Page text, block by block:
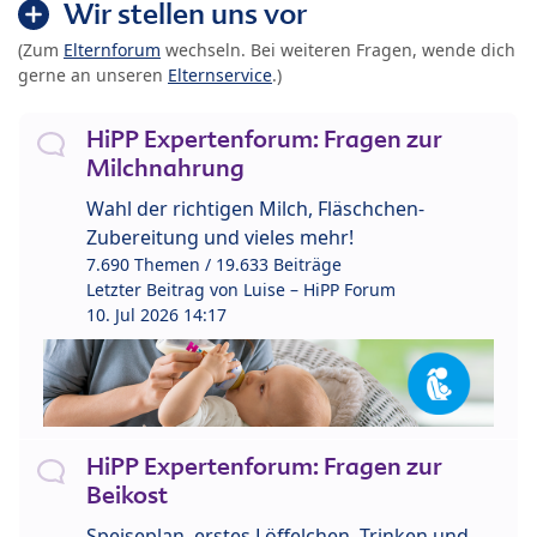
Wir stellen uns vor
(Zum Elternforum wechseln. Bei weiteren Fragen, wende dich
gerne an unseren Elternservice.)
HiPP Expertenforum: Fragen zur
Milchnahrung
Wahl der richtigen Milch, Fläschchen-
Zubereitung und vieles mehr!
7.690 Themen / 19.633 Beiträge
Letzter Beitrag von Luise – HiPP Forum
10. Jul 2026 14:17
HiPP Expertenforum: Fragen zur
Beikost